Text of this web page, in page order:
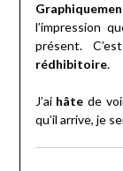
l’impression
présent.
rédhibitoire.
J’ai hâte de
qu’il arrive, je